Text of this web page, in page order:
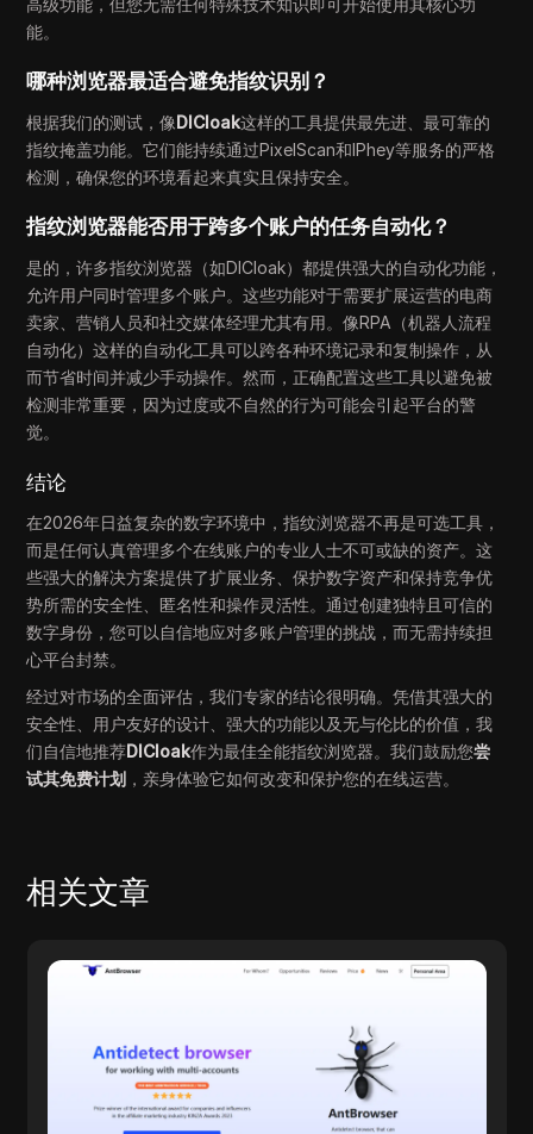
高级功能，但您无需任何特殊技术知识即可开始使用其核心功
能。
哪种浏览器最适合避免指纹识别？
根据我们的测试，像DICloak这样的工具提供最先进、最可靠的
指纹掩盖功能。它们能持续通过PixelScan和IPhey等服务的严格
检测，确保您的环境看起来真实且保持安全。
指纹浏览器能否用于跨多个账户的任务自动化？
是的，许多指纹浏览器（如DICloak）都提供强大的自动化功能，
允许用户同时管理多个账户。这些功能对于需要扩展运营的电商
卖家、营销人员和社交媒体经理尤其有用。像RPA（机器人流程
自动化）这样的自动化工具可以跨各种环境记录和复制操作，从
而节省时间并减少手动操作。然而，正确配置这些工具以避免被
检测非常重要，因为过度或不自然的行为可能会引起平台的警
觉。
结论
在2026年日益复杂的数字环境中，指纹浏览器不再是可选工具，
而是任何认真管理多个在线账户的专业人士不可或缺的资产。这
些强大的解决方案提供了扩展业务、保护数字资产和保持竞争优
势所需的安全性、匿名性和操作灵活性。通过创建独特且可信的
数字身份，您可以自信地应对多账户管理的挑战，而无需持续担
心平台封禁。
经过对市场的全面评估，我们专家的结论很明确。凭借其强大的
安全性、用户友好的设计、强大的功能以及无与伦比的价值，我
们自信地推荐DICloak作为最佳全能指纹浏览器。我们鼓励您尝
试其免费计划 ，亲身体验它如何改变和保护您的在线运营。
相关文章